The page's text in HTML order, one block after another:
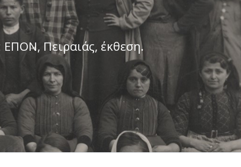
ΕΠΟΝ, Πειραιάς, έκθεση.